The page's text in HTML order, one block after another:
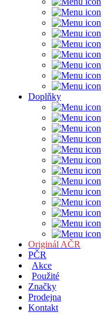
Doplňky
Originál AČR
PČR
Akce
Použité
Značky
Prodejna
Kontakt